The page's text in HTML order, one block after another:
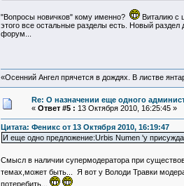
"Вопросы новичков" кому именно?
Виталию с
этого все остальные разделы есть. Новый
форум...
«Осенний Ангел прячется в дождях. В листве
Re: О назначении еще одного
« Ответ #5 : 13 Октября 2010, 16:25:45 »
Цитата: Феникс от 13 Октября 2010, 16:19:47
И еще одно предложение:Urbis Numen 'у
Смысл в наличии супермодератора при
темах,может быть... Я вот у Володи Травки
потеребить...